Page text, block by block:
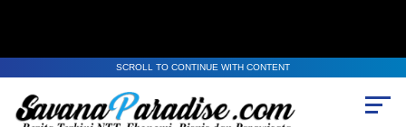
SCROLL TO CONTINUE WITH CONTENT